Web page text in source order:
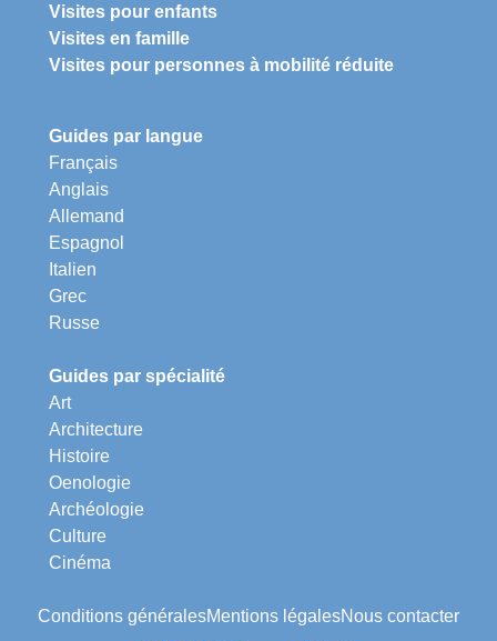
Visites pour enfants
Visites en famille
Visites pour personnes à mobilité réduite
Guides par langue
Français
Anglais
Allemand
Espagnol
Italien
Grec
Russe
Guides par spécialité
Art
Architecture
Histoire
Oenologie
Archéologie
Culture
Cinéma
Conditions généralesMentions légalesNous contacter